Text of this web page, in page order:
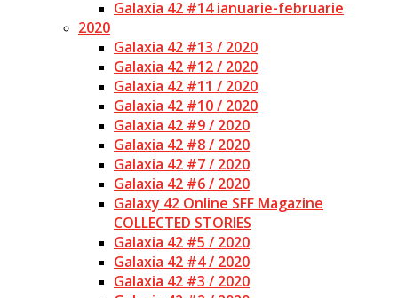
Galaxia 42 #14 ianuarie-februarie
2020
Galaxia 42 #13 / 2020
Galaxia 42 #12 / 2020
Galaxia 42 #11 / 2020
Galaxia 42 #10 / 2020
Galaxia 42 #9 / 2020
Galaxia 42 #8 / 2020
Galaxia 42 #7 / 2020
Galaxia 42 #6 / 2020
Galaxy 42 Online SFF Magazine
COLLECTED STORIES
Galaxia 42 #5 / 2020
Galaxia 42 #4 / 2020
Galaxia 42 #3 / 2020